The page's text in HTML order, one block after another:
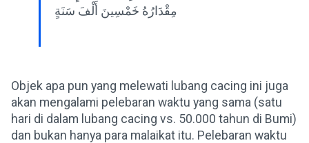
مِقْدَارُهُ خَمْسِينَ أَلْفَ سَنَةٍ
Objek apa pun yang melewati lubang cacing ini juga
akan mengalami pelebaran waktu yang sama (satu
hari di dalam lubang cacing vs. 50.000 tahun di Bumi)
dan bukan hanya para malaikat itu. Pelebaran waktu